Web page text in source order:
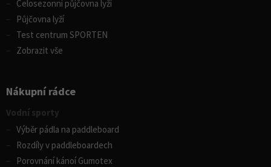
Celosezonní půjčovna lyží
Půjčovna lyží
Test centrum SPORTEN
Zobrazit vše
Nákupní rádce
Vodní sporty
Výběr pádla na paddleboard
Rozdíly v paddleboardech
Porovnání kánoí Gumotex